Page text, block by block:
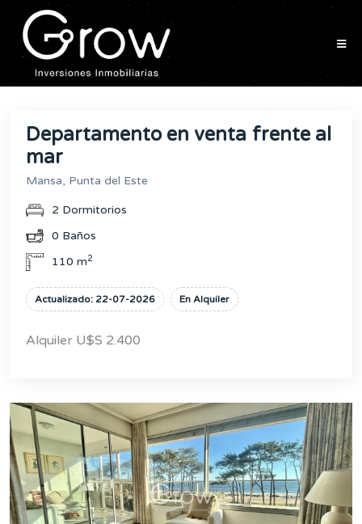
Departamento en venta frente al
mar
Mansa, Punta del Este
2 Dormitorios
0 Baños
110 m2
Actualizado: 22-07-2026 En Alquiler
Alquiler U$S 2.400